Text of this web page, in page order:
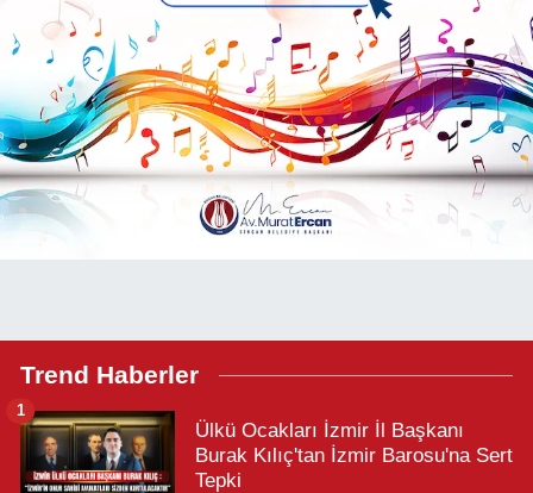
Trend Haberler
Ülkü Ocakları İzmir İl Başkanı
Burak Kılıç'tan İzmir Barosu'na Sert
Tepki
1